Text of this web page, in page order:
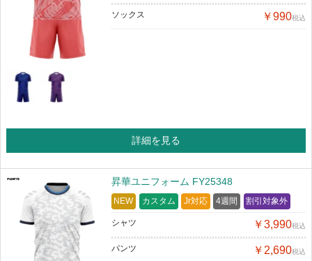
ソックス ￥990税込
詳細を見る
昇華ユニフォーム FY25348
NEW カスタム Jr対応 4週間 割引対象外
シャツ ￥3,990税込
パンツ ￥2,690税込